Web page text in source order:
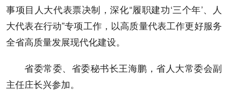
事项目人大代表票决制，深化“履职建功‘三个年’、人
大代表在行动”专项工作，以高质量代表工作更好服务
全省高质量发展现代化建设。
省委常委、省委秘书长王海鹏，省人大常委会副
主任庄长兴参加。